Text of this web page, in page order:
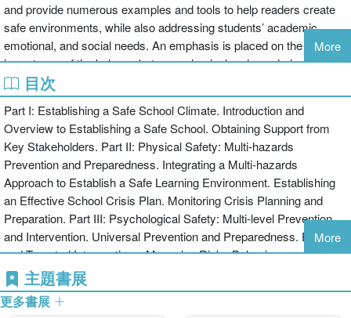
and provide numerous examples and tools to help readers create
safe environments, while also addressing students’ academic,
emotional, and social needs. An emphasis is placed on the
importance of the balance between physical and psychological
safety within a multi-tiered framework - it is not enough for students
to know their school is secure; they must also feel they are safe
and can turn to their teachers and school-based mental health
professionals with their concerns. An accompanying CD contains
several valuable resources, such as forms, handouts, articles, and
monitoring tools.
More
目次
Part I: Establishing a Safe School Climate. Introduction and
Overview to Establishing a Safe School. Obtaining Support from
Key Stakeholders. Part II: Physical Safety: Multi-hazards
Prevention and Preparedness. Integrating a Multi-hazards
Approach to Establish a Safe Learning Environment. Establishing
an Effective School Crisis Plan. Monitoring Crisis Planning and
Preparation. Part III: Psychological Safety: Multi-level Prevention
and Intervention. Universal Prevention and Preparedness. Early
and Targeted Interventions. Managing Risky Behaviors and
Intensive Interventions. Crisis Management and Recovery Efforts.
More
主題書展
更多書展